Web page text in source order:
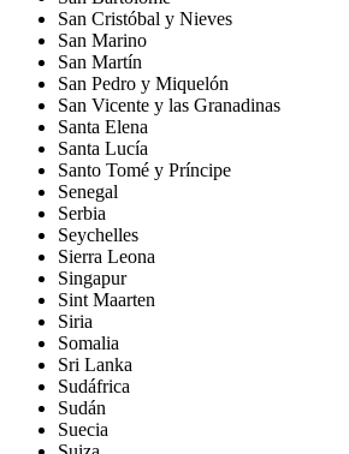
San Cristóbal y Nieves
San Marino
San Martín
San Pedro y Miquelón
San Vicente y las Granadinas
Santa Elena
Santa Lucía
Santo Tomé y Príncipe
Senegal
Serbia
Seychelles
Sierra Leona
Singapur
Sint Maarten
Siria
Somalia
Sri Lanka
Sudáfrica
Sudán
Suecia